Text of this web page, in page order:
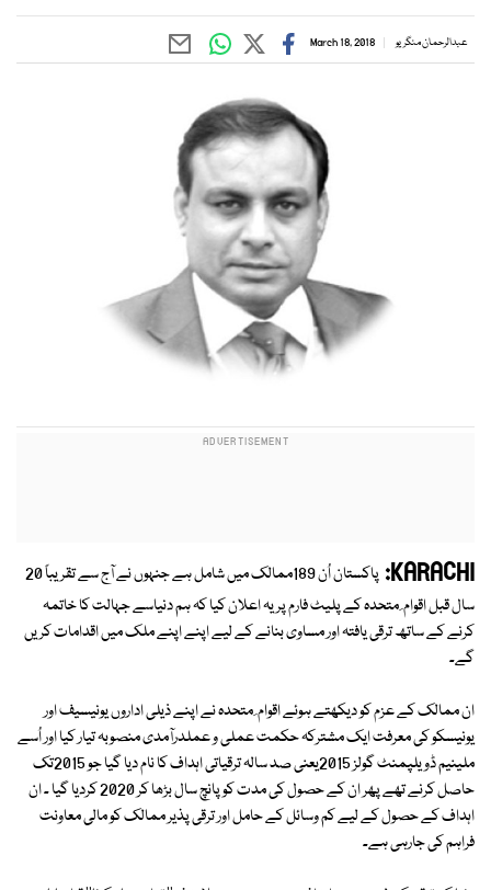
عبدالرحمان منگریو March 18, 2018
KARACHI:
پاکستان اُن 189ممالک میں شامل ہے جنہوں نے آج سے تقریباً 20
سال قبل اقوام ِ متحدہ کے پلیٹ فارم پریہ اعلان کیا کہ ہم دنیاسے جہالت کا خاتمہ
کرنے کے ساتھ ترقی یافتہ اور مساوی بنانے کے لیے اپنے اپنے ملک میں اقدامات کریں
گے۔
ان ممالک کے عزم کو دیکھتے ہوئے اقوام ِ متحدہ نے اپنے ذیلی اداروں یونیسیف اور
یونیسکو کی معرفت ایک مشترکہ حکمت عملی و عملدرآمدی منصوبہ تیار کیا اور اُسے
ملینیم ڈویلپمنٹ گولز 2015یعنی صد سالہ ترقیاتی اہداف کا نام دیا گیا جو 2015تک
حاصل کرنے تھے پھر ان کے حصول کی مدت کو پانچ سال بڑھا کر 2020 کردیا گیا ۔ ان
اہداف کے حصول کے لیے کم وسائل کے حامل اور ترقی پذیر ممالک کو مالی معاونت
فراہم کی جارہی ہے۔